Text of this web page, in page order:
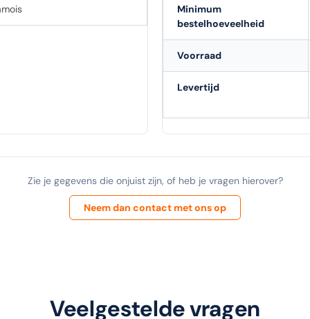
Minimum
bestelhoeveelheid
Voorraad
Levertijd
Zie je gegevens die onjuist zijn, of heb je vragen hierover?
Neem dan contact met ons op
Veelgestelde vragen